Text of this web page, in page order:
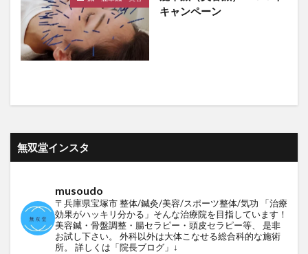
キャンペーン
無双堂インスタ
musoudo
〒兵庫県宝塚市整体/鍼灸/美容/スポーツ整体/気功 「治療
効果がハッキリ分かる」そんな治療院を目指しています！
美容鍼・骨盤調整・腸セラピー・頭皮セラピー等、
是非
お試し下さい。
外科以外は大体こなせる総合科的な施術
所。
詳しくは「院長ブログ」↓